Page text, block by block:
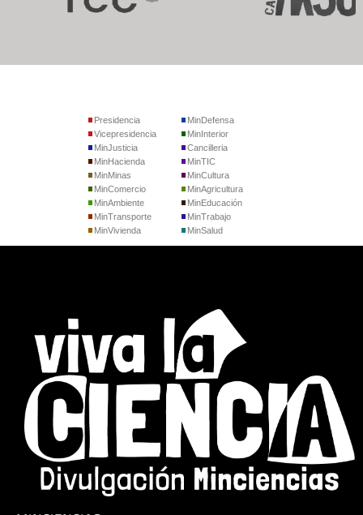
Presidencia
Vicepresidencia
MinJusticia
MinDefensa
MinInterior
Cancilleria
MinHacienda
MinMinas
MinComercio
MinTIC
MinCultura
MinAgricultura
MinAmbiente
MinTransporte
MinVivienda
MinEducación
MinTrabajo
MinSalud